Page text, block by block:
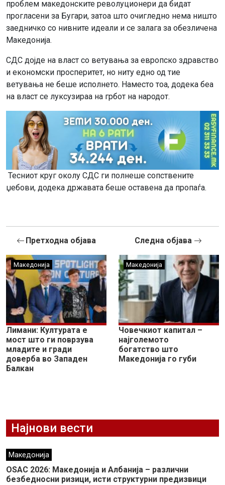
проблем македонските револуционери да бидат
прогласени за Бугари, затоа што очигледно нема ништо
заедничко со нивните идеали и се залага за обезличена
Македонија.
СДС дојде на власт со ветувања за европско здравство
и економски просперитет, но ниту едно од тие
ветувања не беше исполнето. Наместо тоа, додека беа
на власт се луксузираа на грбот на народот.
Тесниот круг околу СДС ги полнеше сопствените
џебови, додека државата беше оставена да пропаѓа.
Претходна објава
Македонија
Лимани: Културата е
мост што ги поврзува
младите и гради
доверба во Западен
Балкан
Следна објава
Македонија
Човечкиот капитал –
најголемото
богатство што
Македонија го губи
Најнови вести
Македонија
OSAC 2026: Македонија и Албанија – различни
безбедносни ризици, исти структурни предизвици